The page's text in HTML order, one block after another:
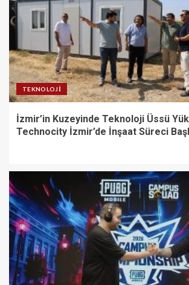
TEKNOLOJI
İzmir’in Kuzeyinde Teknoloji Üssü
Technocity İzmir’de İnşaat Süreci